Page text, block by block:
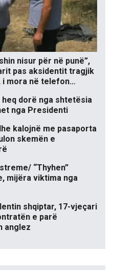
nisur për në punë”,
pas aksidentit tragjik
i mora në telefon…
dorë nga shtetësia
nga Presidenti
kalojnë me pasaporta
skemën e
“Thyhen”
mijëra viktima nga
shqiptar, 17-vjeçari
e parë
anglez